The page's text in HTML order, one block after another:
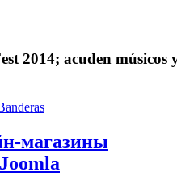
2014; acuden músicos
магазины